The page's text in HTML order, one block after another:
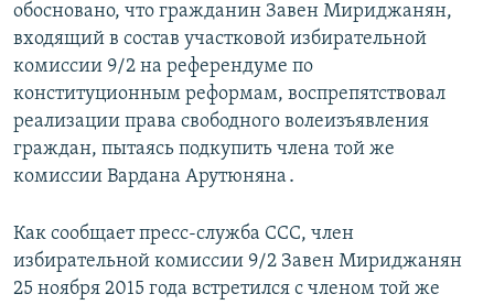
обосновано, что гражданин Завен Мириджанян,
входящий в состав участковой избирательной
комиссии 9/2 на референдуме по
конституционным реформам, воспрепятствовал
реализации права свободного волеизъявления
граждан, пытаясь подкупить члена той же
комиссии Вардана Арутюняна․
Как сообщает пресс-служба ССС, член
избирательной комиссии 9/2 Завен Мириджанян
25 ноября 2015 года встретился с членом той же